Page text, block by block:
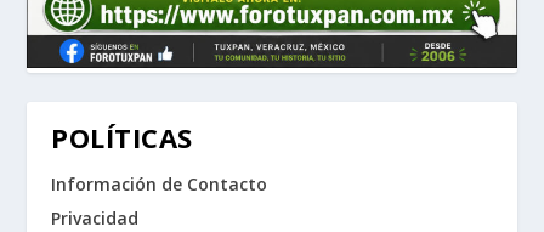
POLÍTICAS
Información de Contacto
Privacidad